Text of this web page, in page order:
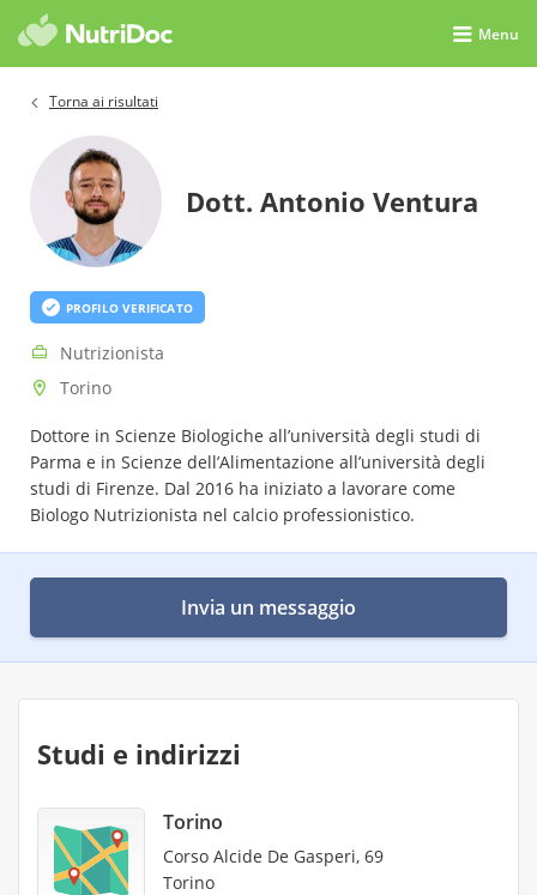
Menu
Torna ai risultati
Dott. Antonio Ventura
PROFILO VERIFICATO
Nutrizionista
Torino
Dottore in Scienze Biologiche all’università degli studi di
Parma e in Scienze dell’Alimentazione all’università degli
studi di Firenze. Dal 2016 ha iniziato a lavorare come
Biologo Nutrizionista nel calcio professionistico.
Invia un messaggio
Studi e indirizzi
Torino
Corso Alcide De Gasperi, 69
Torino